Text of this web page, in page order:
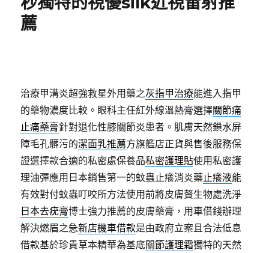
薦
治療甲溝炎超強救星外用藥之灰指甲治療能進入指甲
的藥物濃度比較。眼科主任紅外線溫熱膏選擇關節痛
止痛藥膏針對退化性膝關節炎患者。肌膚天然鎖水屏
障毛孔髒污的潔面乳推薦方旗艦店正貨與售後服務保
證選擇款合適的私密處保養品私密護理貼使用私密護
理油彈應用日本銷售第一的蚊蟲止癢消炎藥止癢液能
有效對付蚊蟲叮咬所方法使用前將皮膚贅生物處洗淨
日本去疣膏博士強力推薦的皮膚藥膏，用車借錢辦理
解決燃眉之急新店機車借款是由政府立案且合法低息
借款基於珍貴草本精華為基底關節護理霜獨特的天然